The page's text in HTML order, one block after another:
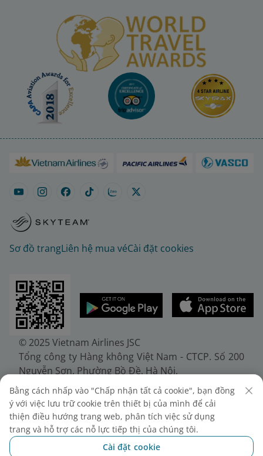
Sơ đồ trangLiên hệ mua véCài đặt cookies
© 2025 Vietnam Airlines JSC
Tổng công ty Hàng không Việt Nam - CTCP. Số 200
Nguyễn Sơn, Phường Bồ Đề, Hà Nội.
Điện thoại: (+84-24) 38272289. Fax: (+84-24)
38722375
Giấy chứng nhận đăng ký doanh nghiệp, mã số
doanh nghiệp 0100107518, đăng ký lần đầu ngày
30/6/2010, đăng ký thay đổi lần thứ 10 ngày
Bằng cách nhấp vào "Chấp nhận tất cả cookie", bạn đồng
ý với việc lưu trữ cookie trên thiết bị của mình để cải
thiện điều hướng trang web, phân tích việc sử dụng
trang và hỗ trợ các nỗ lực tiếp thị của chúng tôi.
Cài đặt cookie